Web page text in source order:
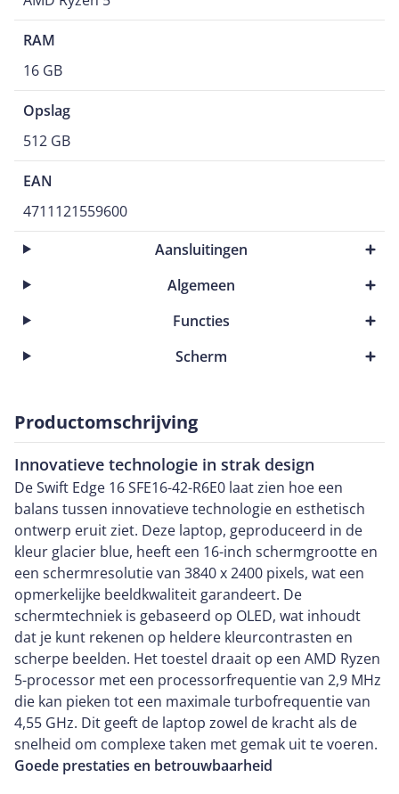
RAM
16 GB
Opslag
512 GB
EAN
4711121559600
Aansluitingen
Algemeen
Functies
Scherm
Productomschrijving
Innovatieve technologie in strak design
De Swift Edge 16 SFE16-42-R6E0 laat zien hoe een
balans tussen innovatieve technologie en esthetisch
ontwerp eruit ziet. Deze laptop, geproduceerd in de
kleur glacier blue, heeft een 16-inch schermgrootte en
een schermresolutie van 3840 x 2400 pixels, wat een
opmerkelijke beeldkwaliteit garandeert. De
schermtechniek is gebaseerd op OLED, wat inhoudt
dat je kunt rekenen op heldere kleurcontrasten en
scherpe beelden. Het toestel draait op een AMD Ryzen
5-processor met een processorfrequentie van 2,9 MHz
die kan pieken tot een maximale turbofrequentie van
4,55 GHz. Dit geeft de laptop zowel de kracht als de
snelheid om complexe taken met gemak uit te voeren.
Goede prestaties en betrouwbaarheid
HDMI 2.1 - 16 GB, LPDDR5 - Wifi 6E - 512GB SSD - AMD